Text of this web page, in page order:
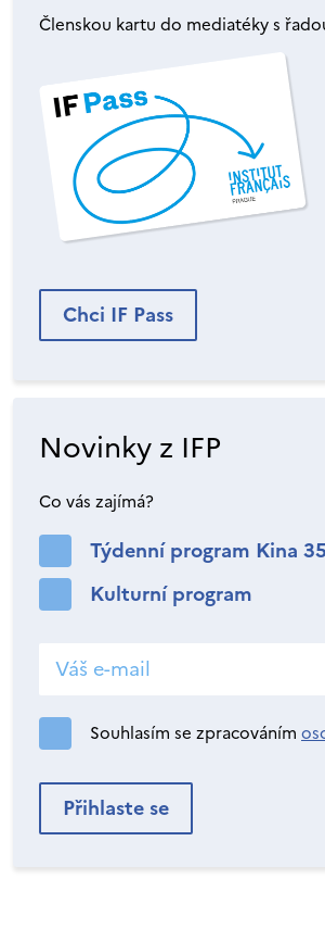
Členskou kartu do mediatéky s
Chci IF Pass
Novinky z IFP
Co vás zajímá?
Týdenní program Kina 35
Kulturní program
Souhlasím se zpracováním